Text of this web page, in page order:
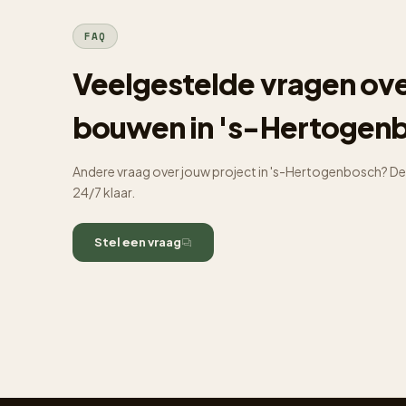
FAQ
Veelgestelde vragen
bouwen in 's-
Andere vraag over jouw project in 's-Hertogenbosch?
24/7 klaar.
Stel een vraag